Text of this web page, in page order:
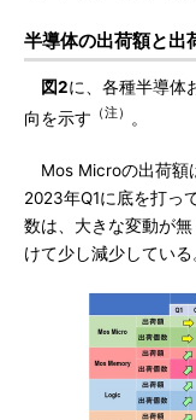
半導体の出荷額と出
図2に、各種半導体
向を示す （注） 。
Mos Microの出荷額
2023年Q1に底を打っ
数は、大きな変動が
けて少し減少している